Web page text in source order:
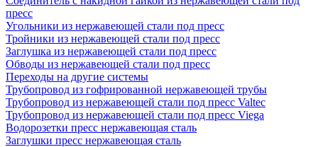
пресс
Угольники из нержавеющей стали под пресс
Тройники из нержавеющей стали под пресс
Заглушка из нержавеющей стали под пресс
Обводы из нержавеющей стали под пресс
Переходы на другие системы
Трубопровод из гофрированной нержавеющей трубы
Трубопровод из нержавеющей стали под пресс Valtec
Трубопровод из нержавеющей стали под пресс Viega
Водорозетки пресс нержавеющая сталь
Заглушки пресс нержавеющая сталь